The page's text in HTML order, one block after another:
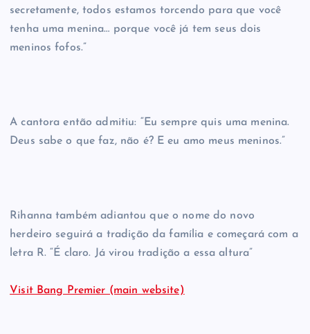
secretamente, todos estamos torcendo para que você
tenha uma menina… porque você já tem seus dois
meninos fofos.”
A cantora então admitiu: “Eu sempre quis uma menina.
Deus sabe o que faz, não é? E eu amo meus meninos.”
Rihanna também adiantou que o nome do novo
herdeiro seguirá a tradição da família e começará com a
letra R. “É claro. Já virou tradição a essa altura”
Visit Bang Premier (main website)